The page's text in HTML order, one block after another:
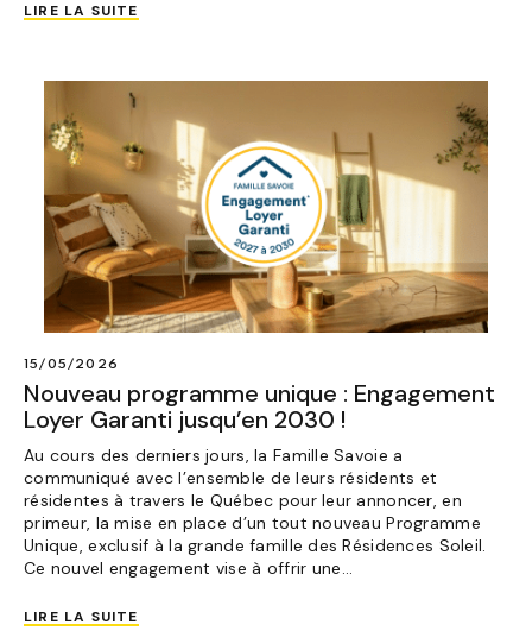
LIRE LA SUITE
15/05/2026
Nouveau programme unique : Engagement
Loyer Garanti jusqu’en 2030 !
Au cours des derniers jours, la Famille Savoie a
communiqué avec l’ensemble de leurs résidents et
résidentes à travers le Québec pour leur annoncer, en
primeur, la mise en place d’un tout nouveau Programme
Unique, exclusif à la grande famille des Résidences Soleil.
Ce nouvel engagement vise à offrir une...
LIRE LA SUITE